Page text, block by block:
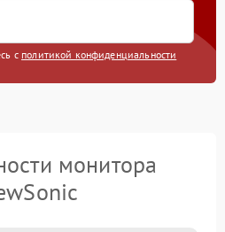
с политикой конфиденциальности
монитора